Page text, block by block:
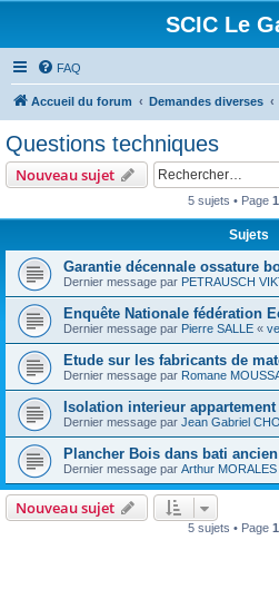
SCIC Le
FAQ
Accueil du forum Demandes diverses
Questions techniques
Nouveau sujet
5 sujets • Page 1
Sujets
Garantie décennale ossature
Dernier message par PETRAUSCH
Enquête Nationale fédération
Dernier message par Pierre SALLE «
Etude sur les fabricants de
Dernier message par Romane
Isolation interieur
Dernier message par Jean Gabriel
Plancher Bois dans bati ancien
Dernier message par Arthur MORALES
Nouveau sujet
5 sujets • Page 1